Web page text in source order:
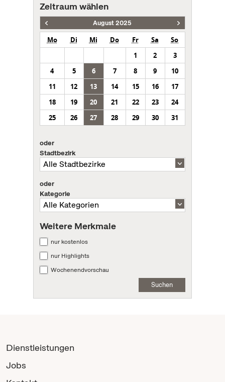
Zeitraum wählen
August 2025
Mo Di Mi Do Fr Sa
So
1
2
3
4
5 6 7 8 9
10
11
12 13 14 15 16
17
18
19 20 21 22 23
24
25
26 27 28 29 30 31
oder
Stadtbezirk
oder
Kategorie
Weitere Merkmale
nur kostenlos
nur Highlights
Wochenendvorschau
Suchen
Dienstleistungen
Jobs